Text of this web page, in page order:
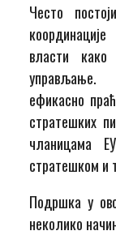
Често
власти
управљање.
ефикасно
стратешких
чланицама
стратешком и
Подршка у
неколико